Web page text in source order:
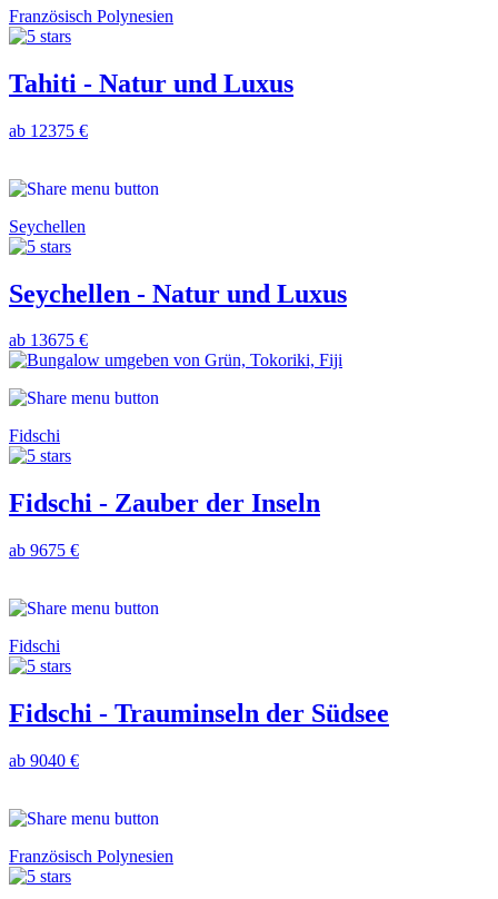
Französisch Polynesien
Tahiti - Natur und Luxus
ab 12375 €
Seychellen
Seychellen - Natur und Luxus
ab 13675 €
Fidschi
Fidschi - Zauber der Inseln
ab 9675 €
Fidschi
Fidschi - Trauminseln der Südsee
ab 9040 €
Französisch Polynesien